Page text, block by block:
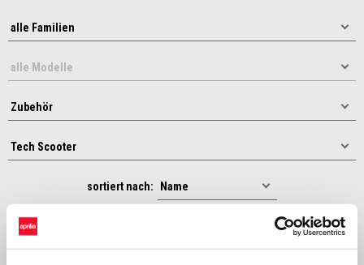
sortiert nach: